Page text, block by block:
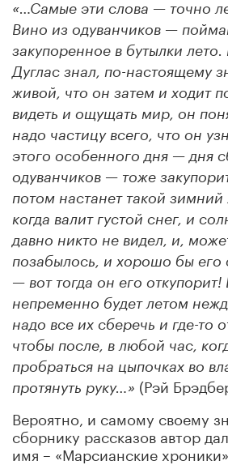
«…Самые эти слова — точно
Вино из одуванчиков —
закупоренное в бутылки лето.
Дуглас знал, по-настоящему
живой, что он затем и ходит
видеть и ощущать мир, он
надо частицу всего, что он
этого особенного дня — дня
одуванчиков — тоже
потом настанет такой зимний
когда валит густой снег, и
давно никто не видел, и,
позабылось, и хорошо бы его
— вот тогда он его откупорит!
непременно будет летом
надо все их сберечь и где-то
чтобы после, в любой час,
пробраться на цыпочках во
протянуть руку…» (Рэй
Вероятно, и самому своему
сборнику рассказов автор
имя – «Марсианские хроники».